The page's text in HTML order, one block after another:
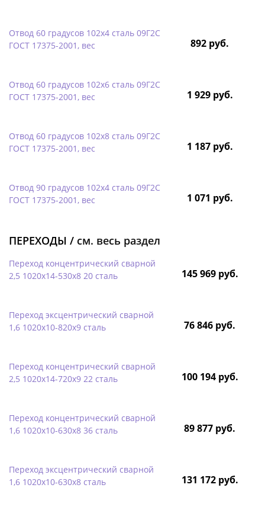
Отвод 60 градусов 102х4 сталь 09Г2С
ГОСТ 17375-2001, вес
892 руб.
Отвод 60 градусов 102х6 сталь 09Г2С
ГОСТ 17375-2001, вес
1 929 руб.
Отвод 60 градусов 102х8 сталь 09Г2С
ГОСТ 17375-2001, вес
1 187 руб.
Отвод 90 градусов 102х4 сталь 09Г2С
ГОСТ 17375-2001, вес
1 071 руб.
ПЕРЕХОДЫ / см. весь раздел
Переход концентрический сварной
2,5 1020х14-530х8 20 сталь
145 969 руб.
Переход эксцентрический сварной
1,6 1020х10-820х9 сталь
76 846 руб.
Переход концентрический сварной
2,5 1020х14-720х9 22 сталь
100 194 руб.
Переход концентрический сварной
1,6 1020х10-630х8 36 сталь
89 877 руб.
Переход эксцентрический сварной
1,6 1020х10-630х8 сталь
131 172 руб.